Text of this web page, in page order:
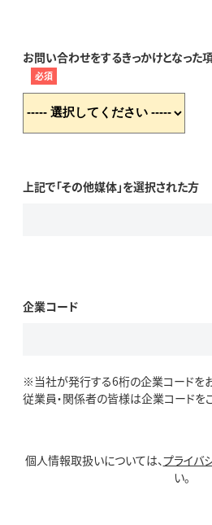
お問い合わせをするきっかけとなった
必須
上記で「その他媒体」を選択された方
企業コード
※当社が発行する6桁の企業コードを
従業員・関係者の皆様は企業コードを
個人情報取扱いについては、プライバ
い。